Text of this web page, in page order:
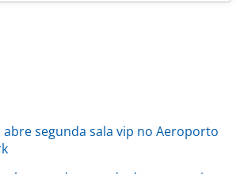
abre segunda sala vip no Aeroporto